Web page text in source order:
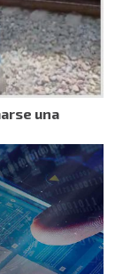
una